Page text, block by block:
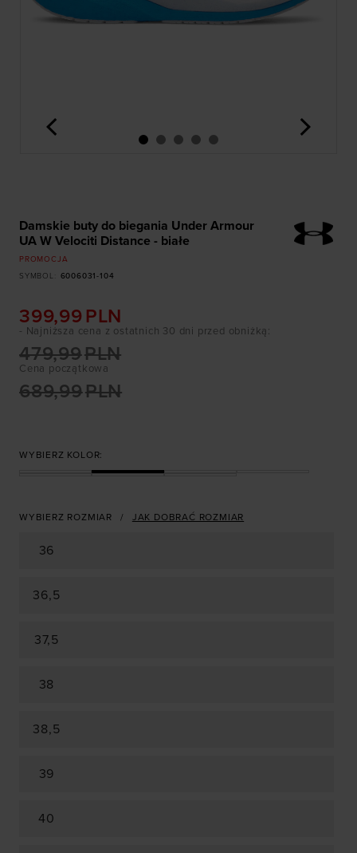
<
Damskie buty do biegania Under Armour
UA W Velociti Distance - białe
PROMOCJA
SYMBOL
6006031-104
399,99 PLN
Cena początkowa
689,99PLN
479,99PLN
- Najniższa cena z ostatnich 30 dni przed obniżką:
WYBIERZ KOLOR:
WYBIERZ ROZMIAR JAK DOBRAĆ ROZMIAR
36
36,5
37,5
38
38,5
39
40